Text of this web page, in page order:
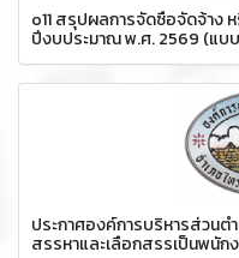
o11 สรุปผลการจัดซื้อจัดจ้าง
ปีงบประมาณ พ.ศ. 2569 (แบ
ประกาศองค์การบริหารส่วน
สรรหาและเลือกสรรเป็นพนัก